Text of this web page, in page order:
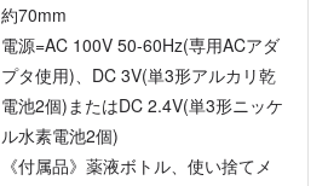
約70mm
電源=AC 100V 50-60Hz(専用ACアダ
プタ使用)、DC 3V(単3形アルカリ乾
電池2個)またはDC 2.4V(単3形ニッケ
ル水素電池2個)
《付属品》薬液ボトル、使い捨てメ